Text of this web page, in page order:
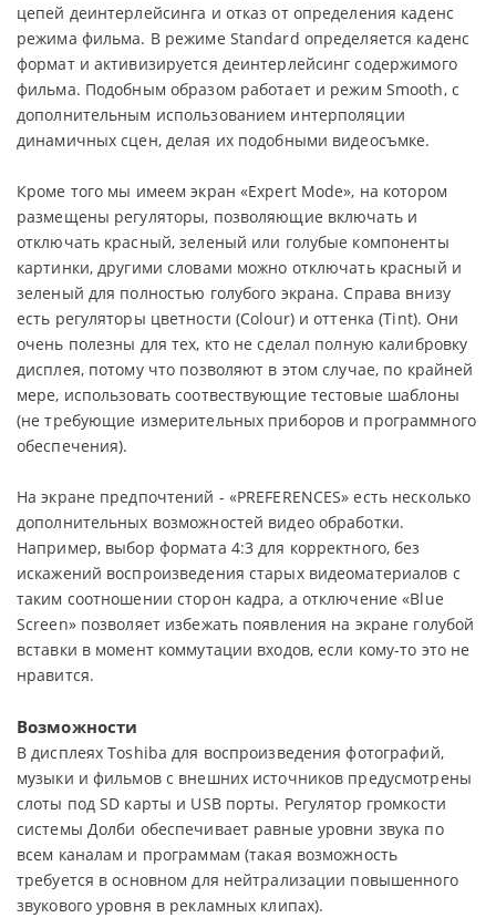
цепей деинтерлейсинга и отказ от определения каденс
режима фильма. В режиме Standard определяется каденс
формат и активизируется деинтерлейсинг содержимого
фильма. Подобным образом работает и режим Smooth, с
дополнительным использованием интерполяции
динамичных сцен, делая их подобными видеосъмке.
Кроме того мы имеем экран «Expert Mode», на котором
размещены регуляторы, позволяющие включать и
отключать красный, зеленый или голубые компоненты
картинки, другими словами можно отключать красный и
зеленый для полностью голубого экрана. Справа внизу
есть регуляторы цветности (Colour) и оттенка (Tint). Они
очень полезны для тех, кто не сделал полную калибровку
дисплея, потому что позволяют в этом случае, по крайней
мере, использовать соотвествующие тестовые шаблоны
(не требующие измерительных приборов и программного
обеспечения).
На экране предпочтений - «PREFERENCES» есть несколько
дополнительных возможностей видео обработки.
Например, выбор формата 4:3 для корректного, без
искажений воспроизведения старых видеоматериалов с
таким соотношении сторон кадра, а отключение «Blue
Screen» позволяет избежать появления на экране голубой
вставки в момент коммутации входов, если кому-то это не
нравится.
Возможности
В дисплеях Toshiba для воспроизведения фотографий,
музыки и фильмов с внешних источников предусмотрены
слоты под SD карты и USB порты. Регулятор громкости
системы Долби обеспечивает равные уровни звука по
всем каналам и программам (такая возможность
требуется в основном для нейтрализации повышенного
звукового уровня в рекламных клипах).